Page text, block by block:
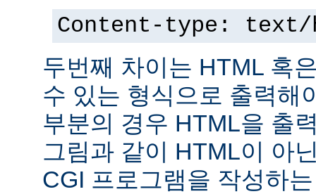
Content-type: text/
두번째 차이는 HTML 혹
수 있는 형식으로 출력해
부분의 경우 HTML을 출
그림과 같이 HTML이 아
CGI 프로그램을 작성하